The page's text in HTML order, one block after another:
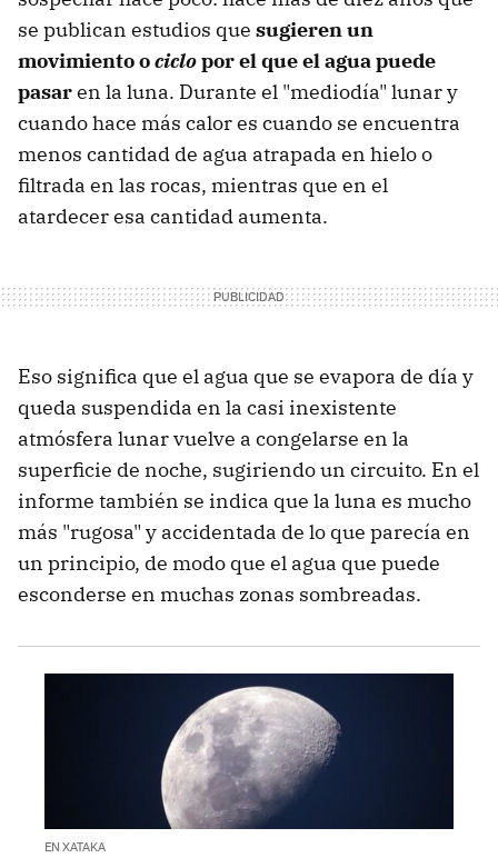
se publican estudios que sugieren un
movimiento ociclopor el que el agua puede
pasaren la luna. Durante el "mediodía" lunar y
cuando hace más calor es cuando se encuentra
menos cantidad de agua atrapada en hielo o
filtrada en las rocas, mientras que en el
atardecer esa cantidad aumenta.
Eso significa que el agua que se evapora de día y
queda suspendida en la casi inexistente
atmósfera lunar vuelve a congelarse en la
superficie de noche, sugiriendo un circuito. En el
informe también se indica que la luna es mucho
más "rugosa" y accidentada de lo que parecía en
un principio, de modo que el agua que puede
esconderse en muchas zonas sombreadas.
EN XATAKA